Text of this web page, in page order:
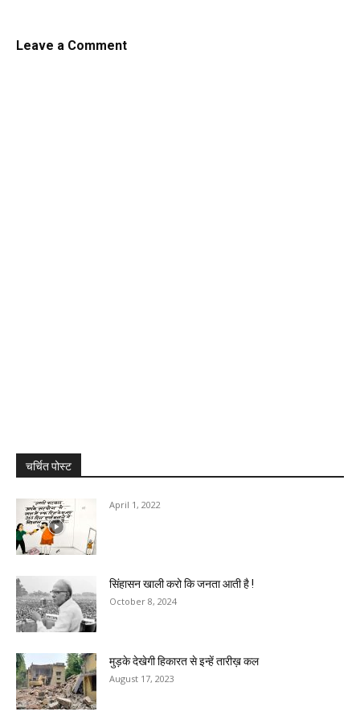
Leave a Comment
चर्चित पोस्ट
April 1, 2022
सिंहासन खाली करो कि जनता आती है !
October 8, 2024
मुड़के देखेगी हिकारत से इन्हें तारीख़ कल
August 17, 2023